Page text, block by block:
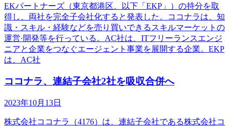
EKパートナーズ（東京都港区、以下「EKP」）の持分を取
得し、両社を完全子会社化すると発表した。ココナラは、知
識・スキル・経験などを売り買いできるスキルマーケットの
運営·開発等を行っている。AC社は、ITフリーランスエンジ
ニアと企業をつなぐエージェント事業を展開する企業。EKP
は、AC社
ココナラ、連結子会社2社を吸収合併へ
2023年10月13日
株式会社ココナラ（4176）は、連結子会社である株式会社コ